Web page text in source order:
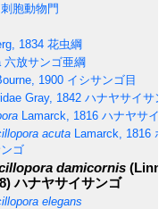
刺胞動物門
1834 花虫綱
六放サンゴ亜綱
1900 イシサンゴ目
Gray, 1842 ハナヤサイサ
Lamarck, 1816 ハナヤサイ
acuta Lamarck, 1816
ゴ
damicornis
ハナヤサイサンゴ
elegans